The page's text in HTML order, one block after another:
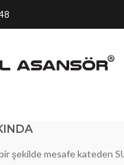
şekilde mesafe kateden